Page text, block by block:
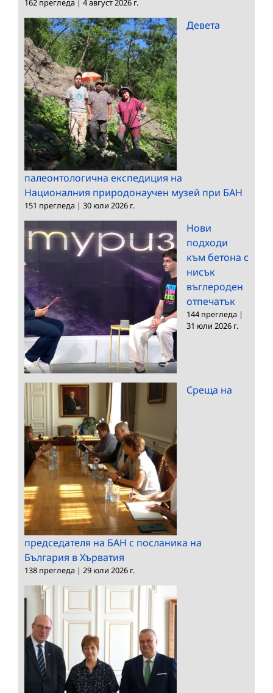
162 прегледа 4 август 2026 г.
Девета
палеонтологична експедиция на
Националния природонаучен музей при БАН
151 прегледа | 30 юли 2026 г.
Нови
подходи
към бетона с
нисък
въглероден
отпечатък
144 прегледа |
31 юли 2026 г.
Среща на
председателя на БАН с посланика на
България в Хърватия
138 прегледа | 29 юли 2026 г.